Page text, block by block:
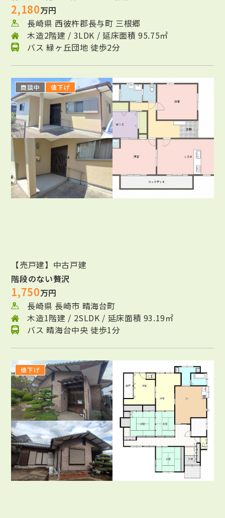
2,180万円
長崎県 西彼杵郡長与町 三根郷
木造2階建 / 3LDK / 延床面積 95.75㎡
バス 緑ヶ丘団地 徒歩2分
商談中 値下げ
【売戸建】中古戸建
階段のない贅沢
1,750万円
長崎県 長崎市 晴海台町
木造1階建 / 2SLDK / 延床面積 93.19㎡
バス 晴海台中央 徒歩1分
値下げ